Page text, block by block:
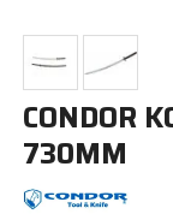
CONDOR
730MM